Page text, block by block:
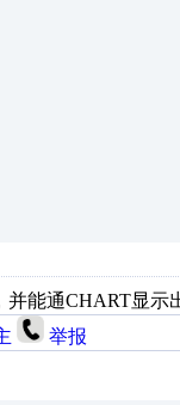
能通CHART显示
举报